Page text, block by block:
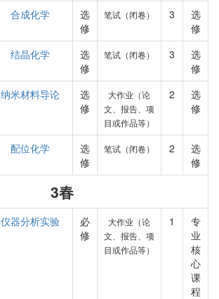
合成化学
选
修
笔试（闭卷） 3
选
修
结晶化学
选
修
笔试（闭卷） 3
选
修
纳米材料导论
选
修
大作业（论
文、报告、项
目或作品等）
2
选
修
配位化学
选
修
笔试（闭卷） 2
选
修
3春
仪器分析实验
必
修
大作业（论
文、报告、项
目或作品等）
1
专
业
核
心
课
程